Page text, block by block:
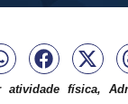
física,